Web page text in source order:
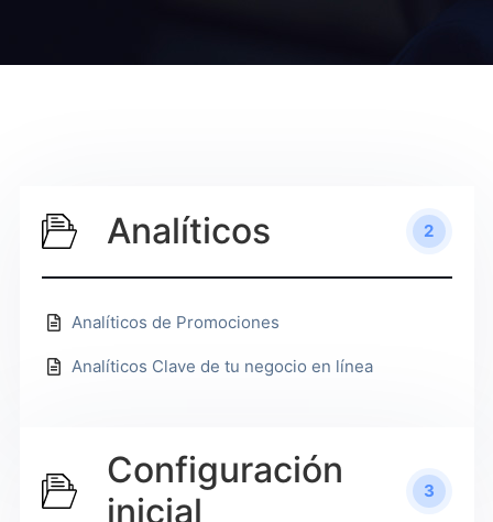
Analíticos 2
Analíticos de Promociones
Analíticos Clave de tu negocio en línea
Configuración
inicial
3